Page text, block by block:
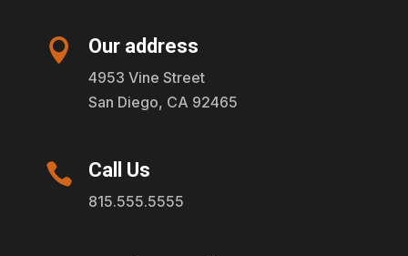
 Our address
4953 Vine Street
San Diego, CA 92465
 Call Us
815.555.5555